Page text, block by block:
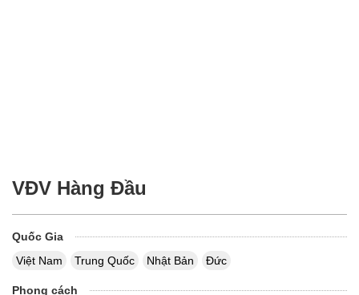
VĐV Hàng Đầu
Quốc Gia
Việt Nam
Trung Quốc Nhật Bản Đức
Phong cách